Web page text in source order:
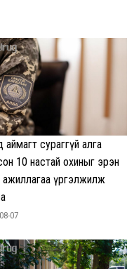
аймагт сураггүй алга
10 настай охиныг эрэн
ажиллагаа үргэлжилж
07